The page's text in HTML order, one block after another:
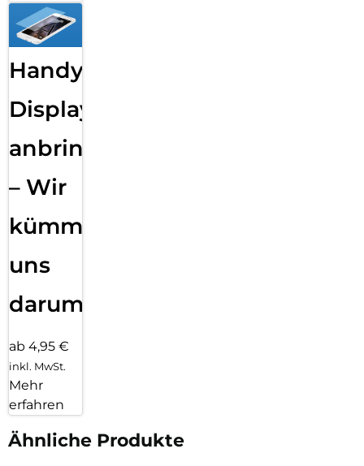
Handy
Displayfolie
anbringen
– Wir
kümmern
uns
darum!
ab 4,95 €
inkl. MwSt.
Mehr
erfahren
Ähnliche Produkte